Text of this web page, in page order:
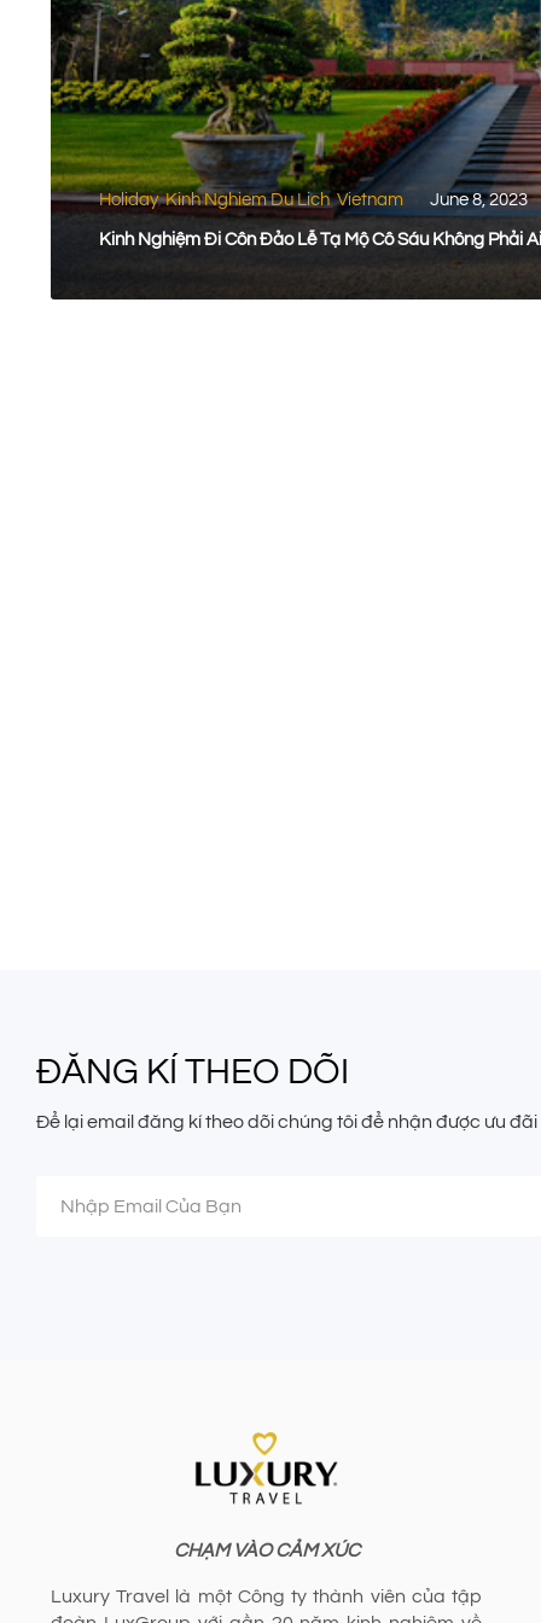
Holiday,Kinh Nghiem Du Lich,Vietnam June 8, 2023
Kinh Nghiệm Đi Côn Đảo Lễ Tạ Mộ
ĐĂNG KÍ THEO DÕI
Để lại email đăng kí theo dõi chúng tôi để nhận được ưu
CHẠM VÀO CẢM XÚC
Luxury Travel là một Công ty thành viên của tập